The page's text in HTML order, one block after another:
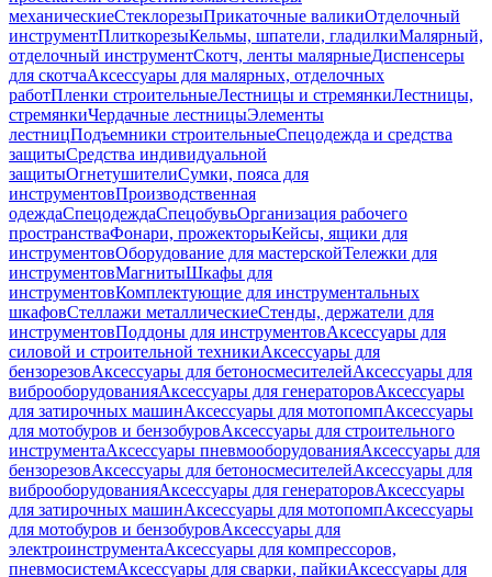
механическиеСтеклорезыПрикаточные валикиОтделочный
инструментПлиткорезыКельмы, шпатели, гладилкиМалярный,
отделочный инструментСкотч, ленты малярныеДиспенсеры
для скотчаАксессуары для малярных, отделочных
работПленки строительныеЛестницы и стремянкиЛестницы,
стремянкиЧердачные лестницыЭлементы
лестницПодъемники строительныеСпецодежда и средства
защитыСредства индивидуальной
защитыОгнетушителиСумки, пояса для
инструментовПроизводственная
одеждаСпецодеждаСпецобувьОрганизация рабочего
пространстваФонари, прожекторыКейсы, ящики для
инструментовОборудование для мастерскойТележки для
инструментовМагнитыШкафы для
инструментовКомплектующие для инструментальных
шкафовСтеллажи металлическиеСтенды, держатели для
инструментовПоддоны для инструментовАксессуары для
силовой и строительной техникиАксессуары для
бензорезовАксессуары для бетоносмесителейАксессуары для
виброоборудованияАксессуары для генераторовАксессуары
для затирочных машинАксессуары для мотопомпАксессуары
для мотобуров и бензобуровАксессуары для строительного
инструментаАксессуары пневмооборудованияАксессуары для
бензорезовАксессуары для бетоносмесителейАксессуары для
виброоборудованияАксессуары для генераторовАксессуары
для затирочных машинАксессуары для мотопомпАксессуары
для мотобуров и бензобуровАксессуары для
электроинструментаАксессуары для компрессоров,
пневмосистемАксессуары для сварки, пайкиАксессуары для